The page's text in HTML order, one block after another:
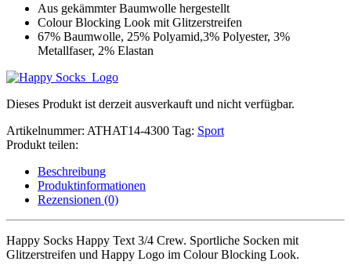
Aus gekämmter Baumwolle hergestellt
Colour Blocking Look mit Glitzerstreifen
67% Baumwolle, 25% Polyamid,3% Polyester, 3%
Metallfaser, 2% Elastan
Dieses Produkt ist derzeit ausverkauft und nicht verfügbar.
Artikelnummer: ATHAT14-4300 Tag: Sport
Produkt teilen:
Beschreibung
Produktinformationen
Rezensionen (0)
Happy Socks Happy Text 3/4 Crew. Sportliche Socken mit
Glitzerstreifen und Happy Logo im Colour Blocking Look.